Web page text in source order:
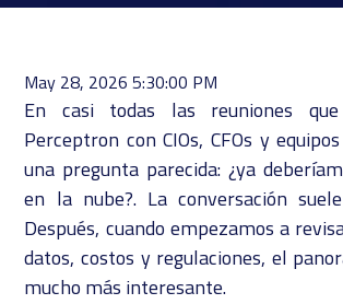
May 28, 2026 5:30:00 PM
En casi todas las reuniones
Perceptron con CIOs, CFOs y
una pregunta parecida: ¿ya
en la nube?. La conversación
Después, cuando empezamos a
datos, costos y regulaciones, el
mucho más interesante.